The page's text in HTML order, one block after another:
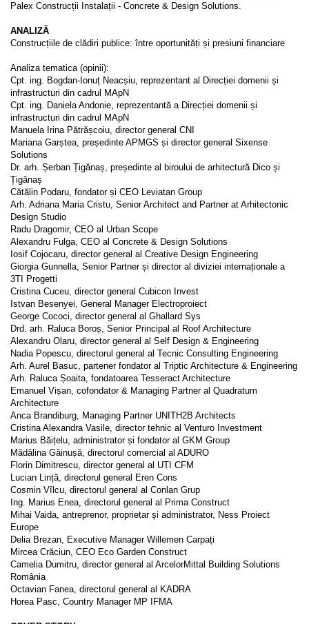
Palex Construcții Instalații - Concrete & Design Solutions.
ANALIZĂ
Construcțiile de clădiri publice: între oportunități și presiuni financiare
Analiza tematica (opinii):
Cpt. ing. Bogdan-Ionuț Neacșiu, reprezentant al Direcției domenii și
infrastructuri din cadrul MApN
Cpt. ing. Daniela Andonie, reprezentantă a Direcției domenii și
infrastructuri din cadrul MApN
Manuela Irina Pătrășcoiu, director general CNI
Mariana Garștea, președinte APMGS și director general Sixense
Solutions
Dr. arh. Șerban Țigănaș, președinte al biroului de arhitectură Dico și
Țigănaș
Cătălin Podaru, fondator și CEO Leviatan Group
Arh. Adriana Maria Cristu, Senior Architect and Partner at Arhitectonic
Design Studio
Radu Dragomir, CEO al Urban Scope
Alexandru Fulga, CEO al Concrete & Design Solutions
Iosif Cojocaru, director general al Creative Design Engineering
Giorgia Gunnella, Senior Partner și director al diviziei internaționale a
3TI Progetti
Cristina Cuceu, director general Cubicon Invest
Istvan Besenyei, General Manager Electroproiect
George Cococi, director general al Ghallard Sys
Drd. arh. Raluca Boroș, Senior Principal al Roof Architecture
Alexandru Olaru, director general al Self Design & Engineering
Nadia Popescu, directorul general al Tecnic Consulting Engineering
Arh. Aurel Basuc, partener fondator al Triptic Architecture & Engineering
Arh. Raluca Șoaita, fondatoarea Tesseract Architecture
Emanuel Vișan, cofondator & Managing Partner al Quadratum
Architecture
Anca Brandiburg, Managing Partner UNITH2B Architects
Cristina Alexandra Vasile, director tehnic al Venturo Investment
Marius Băițelu, administrator și fondator al GKM Group
Mădălina Găinușă, directorul comercial al ADURO
Florin Dimitrescu, director general al UTI CFM
Lucian Lință, directorul general Eren Cons
Cosmin Vîlcu, directorul general al Conlan Grup
Ing. Marius Enea, directorul general al Prima Construct
Mihai Vaida, antreprenor, proprietar și administrator, Ness Proiect
Europe
Delia Brezan, Executive Manager Willemen Carpați
Mircea Crăciun, CEO Eco Garden Construct
Camelia Dumitru, director general al ArcelorMittal Building Solutions
România
Octavian Fanea, directorul general al KADRA
Horea Pasc, Country Manager MP IFMA